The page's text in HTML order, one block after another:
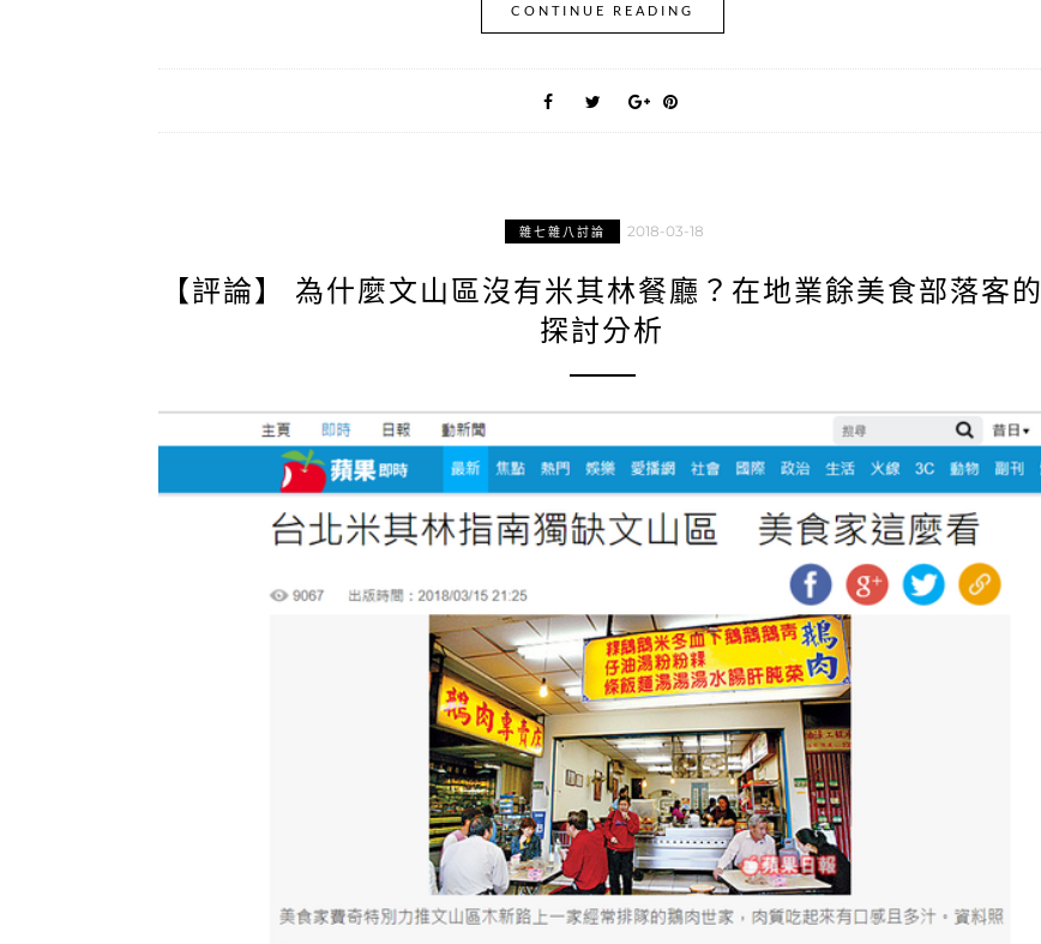
CONTINUE READING
雜七雜八討論 2018-03-18
【評論】 為什麼文山區沒有米其林餐廳？在地業餘美食部落客的
探討分析